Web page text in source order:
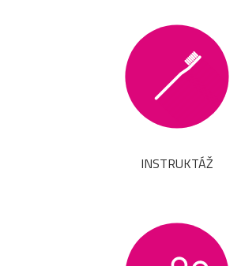
INSTRUKTÁŽ